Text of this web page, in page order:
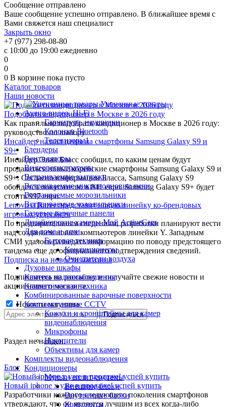
Сообщение отправлено
Ваше сообщение успешно отправлено. В ближайшее время с
Вами свяжется наш специалист
Закрыть окно
+7 (977) 298-08-80
с 10:00 до 19:00 ежедневно
0
0
0 В корзине пока пусто
Каталог товаров
Уцененные товары
Аудио-видео, Hi-Fi
Гарнитура, наушники
Колонки Bluetooth
Телевизоры1
Блендеры
Вентиляторы
Видеорегистраторы
Встраиваемые вытяжки
Встраиваемые микроволновые печи
Встраиваемые морозильники
Встраиваемые холодильники
Газовые варочные панели
Дизайнерские камеры Мой ActiveCam
Для дома и дачи
Бытовая техника
Кондиционеры
Очистители воздуха
Духовые шкафы
Камеры видеонаблюдения
Климатическая техника
Комбинированные варочные поверхности
Комплектующие CCTV
Кожухи и кронштейны для камер
видеонаблюдения
Микрофоны
Накопители
Объективы для камер
Комплекты видеонаблюдения
Кондиционеры
Мульти сплит-системы
Внешние блоки
Внутренние блоки
Комплекты
Наши новости
Подобрать кондиционер в Москве в 2026 году
Как правильно подобрать кондиционер в Москве в 2026 году:
руководство по выбору
Инсайдер назвал цены на смартфоны Samsung Galaxy S9 и
S9+
Инсайдер Эван Бласс сообщил, по каким ценам будут
продаваться новые корейские смартфоны Samsung Galaxy S9 и
S9+. Согласно информации Бласса, Samsung Galaxy S9
обойдется покупателю в 841 евро. Samsung Galaxy S9+ будет
стоить 997 евро.
Lenovo и Razer представят новую линейку ко-брендовых
игровых устройств
По предварительным сведениям, разработки планируют вести
над созданием новых компьютеров линейки Y. Западным
СМИ удалось разведать информацию по поводу предстоящего
тандема еще до официального подтверждения сведений.
Подписка на новости магазина
Подпишитесь на рассылку и получайте свежие новости и
акции нашего магазина.
Новости магазина
Раздел не найден.
Блог
Новый iphone x уже в продаже! успей купить
Разработчики каждого следующего поколения смартфонов
утверждают, что он является лучшим из всех когда-либо